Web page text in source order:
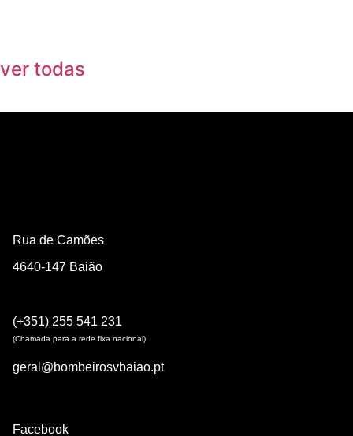
ver todas
Rua de Camões
4640-147 Baião
(+351) 255 541 231
(Chamada para a rede fixa nacional)
geral@bombeirosvbaiao.pt
Facebook